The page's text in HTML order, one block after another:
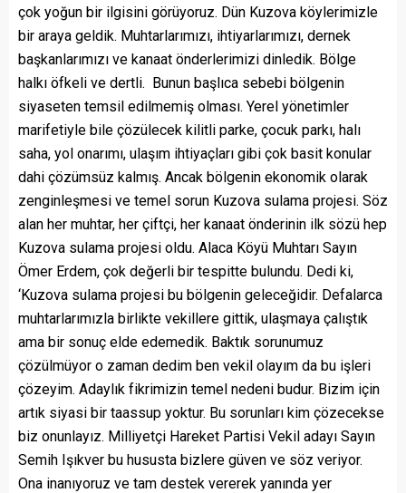
çok yoğun bir ilgisini görüyoruz. Dün Kuzova köylerimizle
bir araya geldik. Muhtarlarımızı, ihtiyarlarımızı, dernek
başkanlarımızı ve kanaat önderlerimizi dinledik. Bölge
halkı öfkeli ve dertli. Bunun başlıca sebebi bölgenin
siyaseten temsil edilmemiş olması. Yerel yönetimler
marifetiyle bile çözülecek kilitli parke, çocuk parkı, halı
saha, yol onarımı, ulaşım ihtiyaçları gibi çok basit konular
dahi çözümsüz kalmış. Ancak bölgenin ekonomik olarak
zenginleşmesi ve temel sorun Kuzova sulama projesi. Söz
alan her muhtar, her çiftçi, her kanaat önderinin ilk sözü hep
Kuzova sulama projesi oldu. Alaca Köyü Muhtarı Sayın
Ömer Erdem, çok değerli bir tespitte bulundu. Dedi ki,
‘Kuzova sulama projesi bu bölgenin geleceğidir. Defalarca
muhtarlarımızla birlikte vekillere gittik, ulaşmaya çalıştık
ama bir sonuç elde edemedik. Baktık sorunumuz
çözülmüyor o zaman dedim ben vekil olayım da bu işleri
çözeyim. Adaylık fikrimizin temel nedeni budur. Bizim için
artık siyasi bir taassup yoktur. Bu sorunları kim çözecekse
biz onunlayız. Milliyetçi Hareket Partisi Vekil adayı Sayın
Semih Işıkver bu hususta bizlere güven ve söz veriyor.
Ona inanıyoruz ve tam destek vererek yanında yer